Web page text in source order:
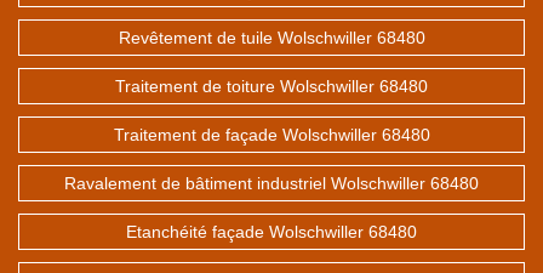
Revêtement de tuile Wolschwiller 68480
Traitement de toiture Wolschwiller 68480
Traitement de façade Wolschwiller 68480
Ravalement de bâtiment industriel Wolschwiller 68480
Etanchéité façade Wolschwiller 68480